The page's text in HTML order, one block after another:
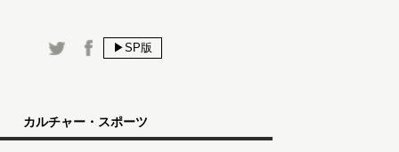
▶SP版
カルチャー・スポーツ